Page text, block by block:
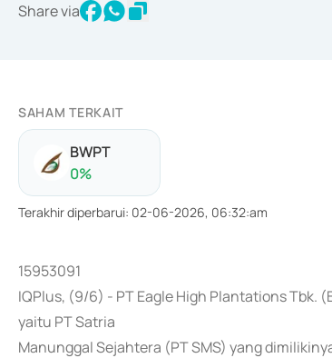
Share via
SAHAM TERKAIT
BWPT
0%
Terakhir diperbarui: 02-06-2026, 06:32:am
15953091
IQPlus, (9/6) - PT Eagle High Plantations Tbk.
yaitu PT Satria
Manunggal Sejahtera (PT SMS) yang